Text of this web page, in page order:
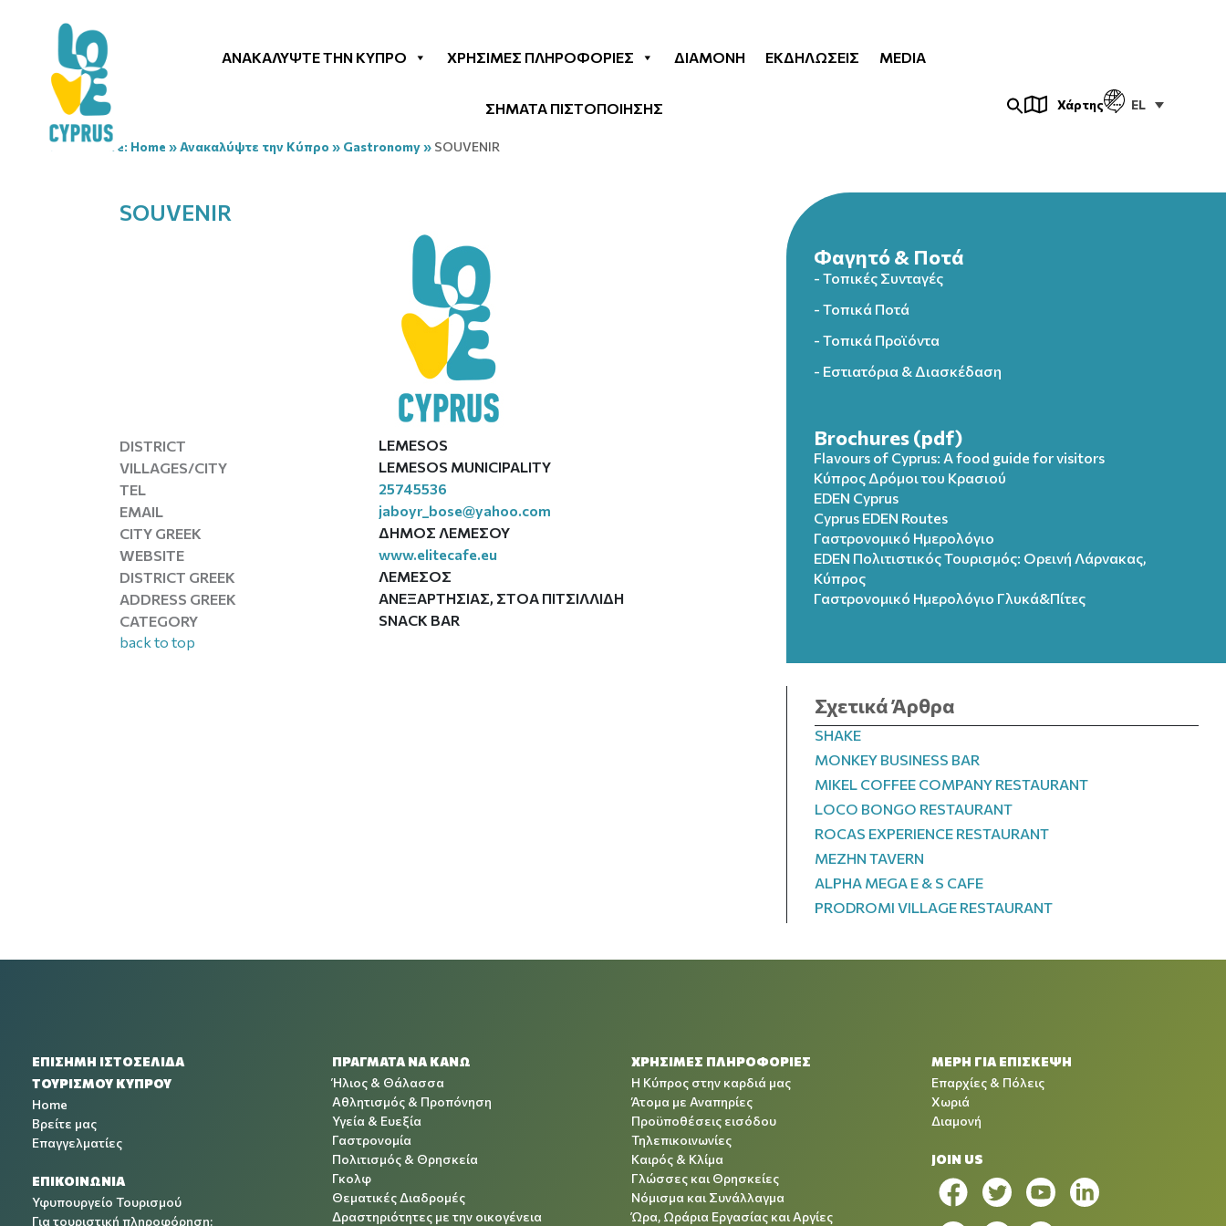
ΑΝΑΚΑΛΎΨΤΕ ΤΗΝ ΚΎΠΡΟ ΧΡΉΣΙΜΕΣ ΠΛΗΡΟΦΟΡΊΕΣ ΔΙΑΜΟΝΉ ΕΚΔΗΛΏΣΕΙΣ MEDIA
ΣΗΜΑΤΑ ΠΙΣΤΟΠΟΙΗΣΗΣ Χάρτης EL
You are here: Home »Ανακαλύψτε την Κύπρο » Gastronomy» SOUVENIR
SOUVENIR
DISTRICT
LEMESOS
VILLAGES/CITY
LEMESOS MUNICIPALITY
TEL
25745536
EMAIL
jaboyr_bose@yahoo.com
CITY GREEK
ΔΗΜΟΣ ΛΕΜΕΣΟΥ
WEBSITE
www.elitecafe.eu
DISTRICT GREEK
ΛΕΜΕΣΟΣ
ADDRESS GREEK
ΑΝΕΞΑΡΤΗΣΙΑΣ, ΣΤΟΑ ΠΙΤΣΙΛΛΙΔΗ
CATEGORY
SNACK BAR
back to top
Φαγητό & Ποτά
- Τοπικές Συνταγές
- Τοπικά Ποτά
- Τοπικά Προϊόντα
- Εστιατόρια & Διασκέδαση
Brochures (pdf)
Flavours of Cyprus: A food guide for visitors
Κύπρος Δρόμοι του Κρασιού
EDEN Cyprus
Cyprus EDEN Routes
Γαστρονομικό Ημερολόγιο
EDEN Πολιτιστικός Τουρισμός: Ορεινή Λάρνακας,
Κύπρος
Γαστρονομικό Ημερολόγιo Γλυκά&Πίτες
Σχετικά Άρθρα
SHAKE
MONKEY BUSINESS BAR
MIKEL COFFEE COMPANY RESTAURANT
LOCO BONGO RESTAURANT
ROCAS EXPERIENCE RESTAURANT
MEZHN TAVERN
ALPHA MEGA E & S CAFE
PRODROMI VILLAGE RESTAURANT
ΕΠΙΣΗΜΗ ΙΣΤΟΣΕΛΙΔΑ
ΤΟΥΡΙΣΜΟΥ ΚΥΠΡΟΥ
Home
Βρείτε μας
Επαγγελματίες
ΕΠΙΚΟΙΝΩΝΙΑ
Υφυπουργείο Τουρισμού
Για τουριστική πληροφόρηση:
ΠΡΑΓΜΑΤΑ ΝΑ ΚΑΝΩ
Ήλιος & Θάλασσα
Αθλητισμός & Προπόνηση
Υγεία & Ευεξία
Γαστρονομία
Πολιτισμός & Θρησκεία
Γκολφ
Θεματικές Διαδρομές
Δραστηριότητες με την οικογένεια
ΧΡΉΣΙΜΕΣ ΠΛΗΡΟΦΟΡΊΕΣ
Η Κύπρος στην καρδιά μας
Άτομα με Αναπηρίες
Προϋποθέσεις εισόδου
Τηλεπικοινωνίες
Καιρός & Κλίμα
Γλώσσες και Θρησκείες
Νόμισμα και Συνάλλαγμα
Ώρα, Ωράρια Εργασίας και Αργίες
ΜΕΡΗ ΓΙΑ ΕΠΙΣΚΕΨΗ
Επαρχίες & Πόλεις
Χωριά
Διαμονή
JOIN US